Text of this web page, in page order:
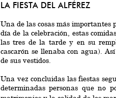
LA FIESTA DEL ALFÉREZ
Una de las cosas más
día de la celebración, estas
las tres de la tarde y en su
cascarón se llenaba con agua).
de sus vestidos.
Una vez concluidas las fiestas
determinadas personas que no